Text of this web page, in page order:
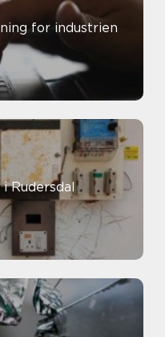
for industrien
Rudersdal